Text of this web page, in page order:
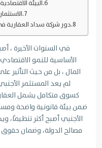
البيئة
دور شركة سداد العقارية
في السنوات الأخيرة ،
الأساسية للنمو
المال ، بل من حيث التأثير
لم يعد المستثمر
كسوق متكامل يشمل العقار،
ضمن بيئة قانونية واضحة
الأجنبي أصبح أكثر
مصالح الدولة، وضمان